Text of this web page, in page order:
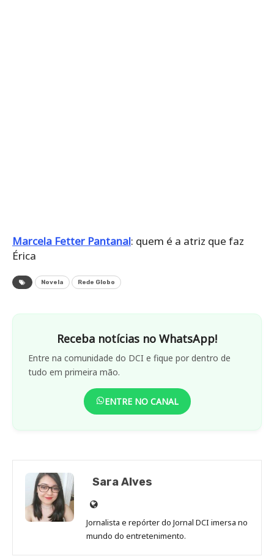
Marcela Fetter Pantanal: quem é a atriz que faz
Érica
Novela Rede Globo
Receba notícias no WhatsApp!
Entre na comunidade do DCI e fique por dentro de
tudo em primeira mão.
ENTRE NO CANAL
Sara Alves
Site
de
Sara
Jornalista e repórter do Jornal DCI imersa no
mundo do entretenimento.